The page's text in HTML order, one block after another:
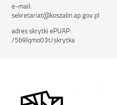
e-mail:
sekretariat@koszalin.ap.gov.pl
adres skrytki ePUAP:
/5b9lqmo03t/skrytka